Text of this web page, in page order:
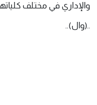
والإداري في مختلف
..(وال)..